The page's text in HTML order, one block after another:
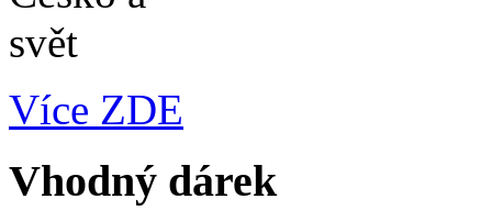
Více ZDE
Vhodný dárek